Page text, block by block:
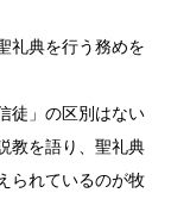
礼典を行う務めを
徒」の区別はない
教を語り、聖礼典
られているのが牧